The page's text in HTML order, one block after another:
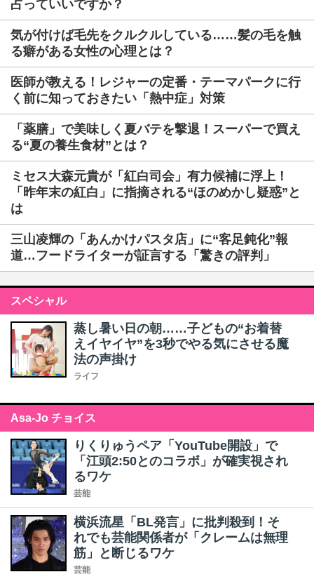
占っていいですか？
気が付けば毛先をクルクルしている……髪の毛を触
る癖がある女性の心理とは？
医師が教える！レジャーの定番・テーマパークに行
く前に知っておきたい「熱中症」対策
「薬膳」で美味しく夏バテを撃退！スーパーで買え
る“夏の養生食材”とは？
ミセス大森元貴が「紅白司会」有力候補に浮上！
「昨年末の紅白」に指摘される“ほのめかし疑惑”と
は
三山凌輝の「あんかけパスタ店」に“客足鈍化”報
道…フードライターが証言する「驚きの評判」
スペシャル
蒸し暑い日の朝……子どもの“お着替
えイヤイヤ”を3秒でやる気にさせる魔
法の声掛け
ライフ
Asa-Jo チョイス
りくりゅうペア「YouTube開設」で
「江頭2:50とのコラボ」が確実視され
るワケ
芸能
横浜流星「BL発言」に批判殺到！そ
れでも芸能関係者が「クレームは無理
筋」と断じるワケ
芸能